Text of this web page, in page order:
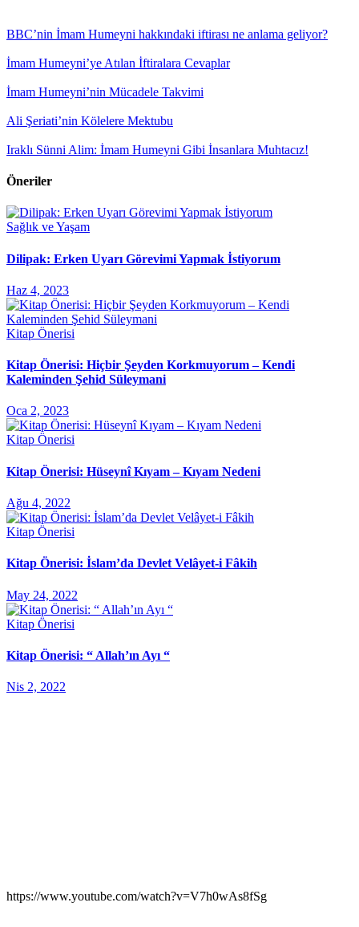
BBC’nin İmam Humeyni hakkındaki iftirası ne anlama geliyor?
İmam Humeyni’ye Atılan İftiralara Cevaplar
İmam Humeyni’nin Mücadele Takvimi
Ali Şeriati’nin Kölelere Mektubu
Iraklı Sünni Alim: İmam Humeyni Gibi İnsanlara Muhtacız!
Öneriler
Sağlık ve Yaşam
Dilipak: Erken Uyarı Görevimi Yapmak İstiyorum
Haz 4, 2023
Kitap Önerisi
Kitap Önerisi: Hiçbir Şeyden Korkmuyorum – Kendi
Kaleminden Şehid Süleymani
Oca 2, 2023
Kitap Önerisi
Kitap Önerisi: Hüseynî Kıyam – Kıyam Nedeni
Ağu 4, 2022
Kitap Önerisi
Kitap Önerisi: İslam’da Devlet Velâyet-i Fâkih
May 24, 2022
Kitap Önerisi
Kitap Önerisi: “ Allah’ın Ayı “
Nis 2, 2022
https://www.youtube.com/watch?v=V7h0wAs8fSg